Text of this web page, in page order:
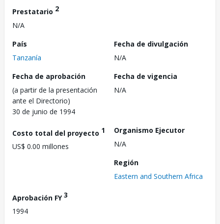
Prestatario 2
N/A
País
Tanzanía
Fecha de divulgación
N/A
Fecha de aprobación
(a partir de la presentación
ante el Directorio)
30 de junio de 1994
Fecha de vigencia
N/A
Costo total del proyecto 1
US$ 0.00 millones
Organismo Ejecutor
N/A
Región
Eastern and Southern Africa
Aprobación FY3
1994